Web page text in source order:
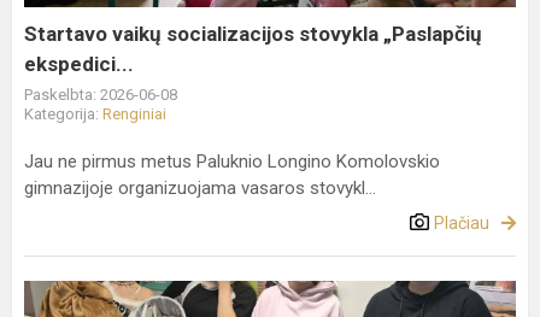
Startavo vaikų socializacijos stovykla „Paslapčių
ekspedici...
Paskelbta: 2026-06-08
Kategorija: Renginiai
Jau ne pirmus metus Paluknio Longino Komolovskio
gimnazijoje organizuojama vasaros stovykl...
Plačiau
Diena